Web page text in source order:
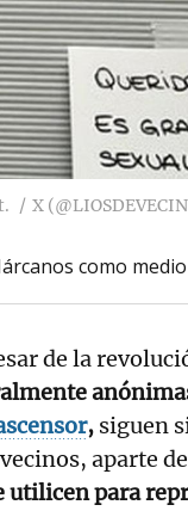
X
como
de la
, siguen
aparte
utilicen para